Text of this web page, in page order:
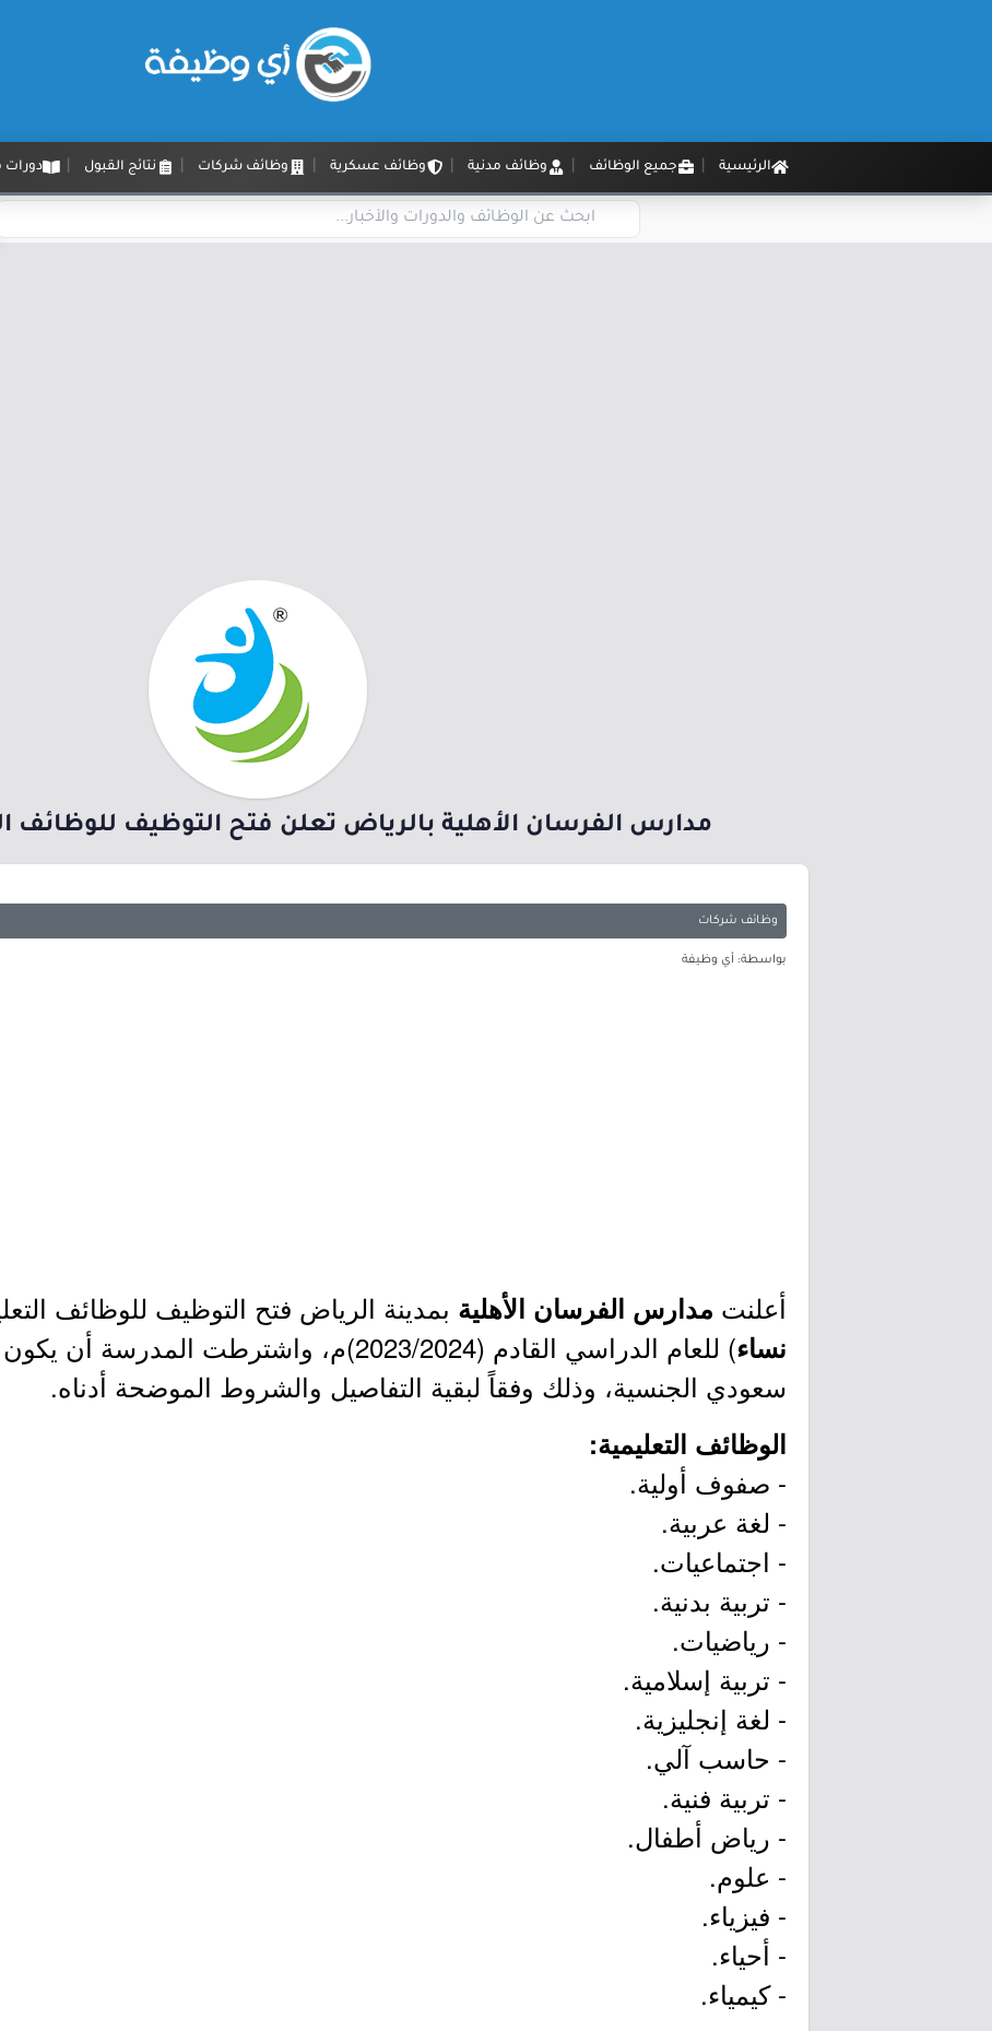
الرئيسية جميع الوظائف وظائف مدنية وظائف عسكرية وظائف شركات نتائج القبول دورات
مدارس الفرسان الأهلية بالرياض تعلن فتح التوظيف للوظائف
وظائف شركات
بواسطة: أي وظيفة
أعلنت مدارس الفرسان الأهلية بمدينة الرياض فتح التوظيف للوظائف
نساء
) للعام الدراسي القادم (2023/2024)م، واشترطت
سعودي الجنسية، وذلك وفقاً لبقية التفاصيل والشروط الموضحة أدناه.
الوظائف التعليمية:
- صفوف أولية.
- لغة عربية.
- اجتماعيات.
- تربية بدنية.
- رياضيات.
- تربية إسلامية.
- لغة إنجليزية.
- حاسب آلي.
- تربية فنية.
- رياض أطفال.
- علوم.
- فيزياء.
- أحياء.
- كيمياء.